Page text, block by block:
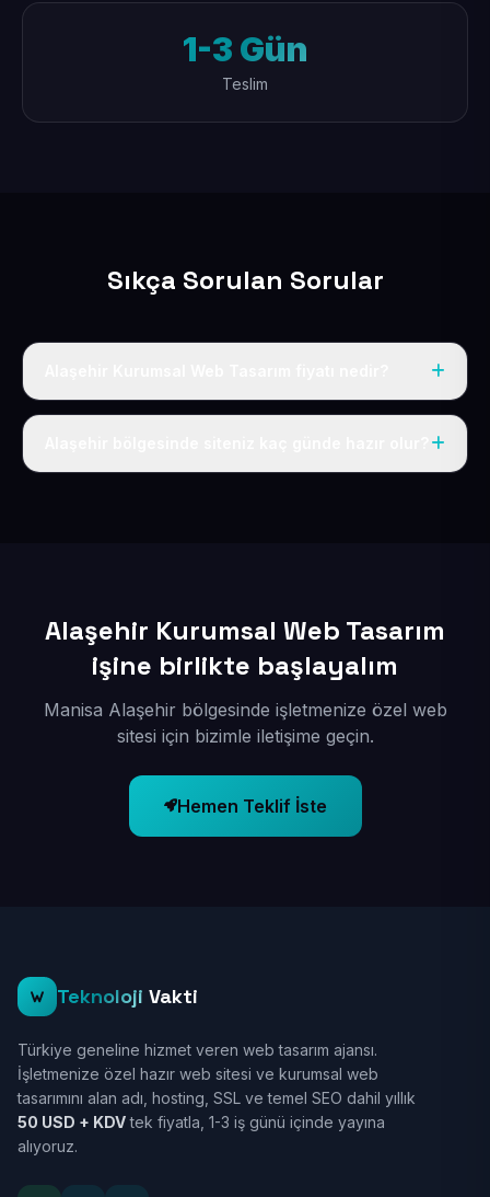
1-3 Gün
Teslim
Sıkça Sorulan Sorular
Tek fiyat uygulanır: yıllık 50 USD + KDV. Bu bedele alan
Alaşehir Kurumsal Web Tasarım
işine birlikte başlayalım
Manisa Alaşehir bölgesinde işletmenize özel web
sitesi için bizimle iletişime geçin.
Hemen Teklif İste
Teknoloji Vakti
Türkiye geneline hizmet veren web tasarım ajansı.
İşletmenize özel hazır web sitesi ve kurumsal web
tasarımını alan adı, hosting, SSL ve temel SEO dahil yıllık
50 USD + KDVtek fiyatla, 1-3 iş günü içinde yayına
alıyoruz.